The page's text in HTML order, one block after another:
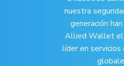
nuestra
generación
Allied Wallet el
líder en servicios